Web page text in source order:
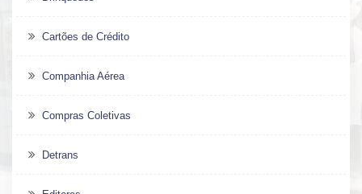
Cartões de Crédito
Companhia Aérea
Compras Coletivas
Detrans